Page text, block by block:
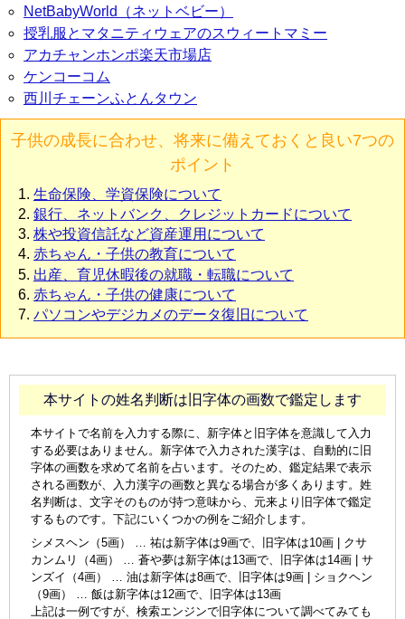
NetBabyWorld（ネットベビー）
授乳服とマタニティウェアのスウィートマミー
アカチャンホンポ楽天市場店
ケンコーコム
西川チェーンふとんタウン
子供の成長に合わせ、将来に備えておくと良い7つの
ポイント
生命保険、学資保険について
銀行、ネットバンク、クレジットカードについて
株や投資信託など資産運用について
赤ちゃん・子供の教育について
出産、育児休暇後の就職・転職について
赤ちゃん・子供の健康について
パソコンやデジカメのデータ復旧について
本サイトの姓名判断は旧字体の画数で鑑定します
本サイトで名前を入力する際に、新字体と旧字体を意識して入力
する必要はありません。新字体で入力された漢字は、自動的に旧
字体の画数を求めて名前を占います。そのため、鑑定結果で表示
される画数が、入力漢字の画数と異なる場合が多くあります。姓
名判断は、文字そのものが持つ意味から、元来より旧字体で鑑定
するものです。下記にいくつかの例をご紹介します。
シメスヘン（5画） … 祐は新字体は9画で、旧字体は10画 | クサ
カンムリ（4画） … 蒼や夢は新字体は13画で、旧字体は14画 | サ
ンズイ（4画） … 油は新字体は8画で、旧字体は9画 | ショクヘン
（9画） … 飯は新字体は12画で、旧字体は13画
上記は一例ですが、検索エンジンで旧字体について調べてみても